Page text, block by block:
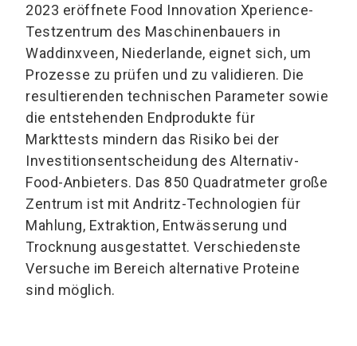
2023 eröffnete Food Innovation Xperience-
Testzentrum des Maschinenbauers in
Waddinxveen, Niederlande, eignet sich, um
Prozesse zu prüfen und zu validieren. Die
resultierenden technischen Parameter sowie
die entstehenden Endprodukte für
Markttests mindern das Risiko bei der
Investitionsentscheidung des Alternativ-
Food-Anbieters. Das 850 Quadratmeter große
Zentrum ist mit Andritz-Technologien für
Mahlung, Extraktion, Entwässerung und
Trocknung ausgestattet. Verschiedenste
Versuche im Bereich alternative Proteine
sind möglich.